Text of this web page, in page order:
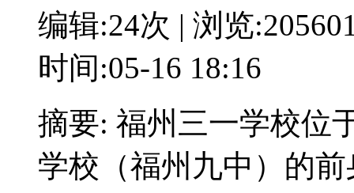
编辑:24次 | 浏览
时间:05-16 18:16
摘要: 福州三一学校位
学校（福州九中）的